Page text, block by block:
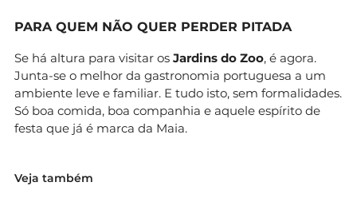
PARA QUEM NÃO QUER PERDER PITADA
Se há altura para visitar os Jardins do Zoo, é agora.
Junta-se o melhor da gastronomia portuguesa a um
ambiente leve e familiar. E tudo isto, sem formalidades.
Só boa comida, boa companhia e aquele espírito de
festa que já é marca da Maia.
Veja também